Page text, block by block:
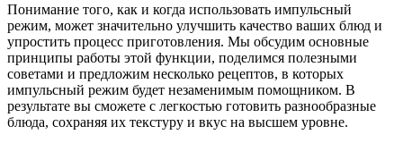
Понимание того, как и когда использовать импульсный
режим, может значительно улучшить качество ваших блюд и
упростить процесс приготовления. Мы обсудим основные
принципы работы этой функции, поделимся полезными
советами и предложим несколько рецептов, в которых
импульсный режим будет незаменимым помощником. В
результате вы сможете с легкостью готовить разнообразные
блюда, сохраняя их текстуру и вкус на высшем уровне.